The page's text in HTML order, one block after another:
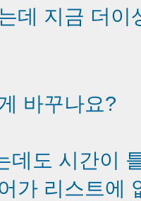
데 지금 더이
바꾸나요?
데도 시간이
가 리스트에